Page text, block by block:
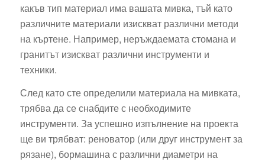
какъв тип материал има вашата мивка, тъй като
различните материали изискват различни методи
на къртене. Например, неръждаемата стомана и
гранитът изискват различни инструменти и
техники.
След като сте определили материала на мивката,
трябва да се снабдите с необходимите
инструменти. За успешно изпълнение на проекта
ще ви трябват: реноватор (или друг инструмент за
рязане), бормашина с различни диаметри на